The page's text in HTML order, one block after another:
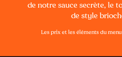
de notre sauce secrète, le
de style
Les prix et les éléments du